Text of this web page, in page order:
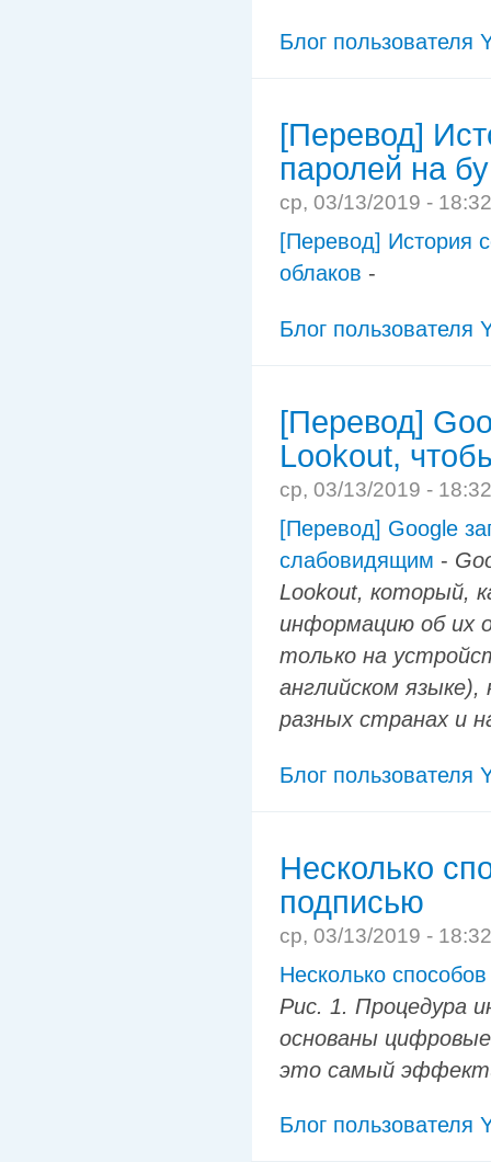
Блог пользователя
[Перевод]
паролей на
ср, 03/13/2019 -
[Перевод] История
облаков -
Блог пользователя
[Перевод]
Lookout,
ср, 03/13/2019 -
[Перевод] Google
слабовидящим -
Lookout, который,
информацию об их
только на
английском языке),
разных странах и
Блог пользователя
Несколько
подписью
ср, 03/13/2019 -
Несколько
Рис. 1. Процедура
основаны
это самый
Блог пользователя